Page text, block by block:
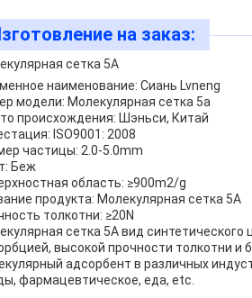
на заказ:
сетка 5A
наименование: Сиань Lvneng
модели: Молекулярная сетка 5a
происхождения: Шэньси, Китай
ISO9001: 2008
частицы: 2.0-5.0mm
Беж
область: ≥900m2/g
продукта: Молекулярная сетка 5A
толкотни: ≥20N
сетка 5A вид
высокой прочности толкотни и
адсорбент в различных
фармацевтическое, еда, etc.